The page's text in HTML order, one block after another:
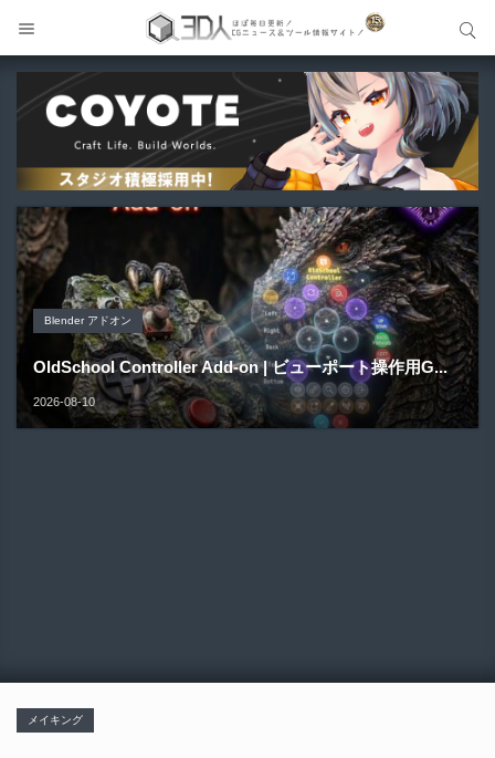
Blender アドオン
OldSchool Controller Add-on | ビューポート操作用G...
2026-08-10
Blender アドオン
Atlas2Mesh | テクスチャアトラス内のアルファ形状を自
動検出＆シルエッ...
2026-08-10
製品＆ハードウェア-Product&Hardware
QIDI Plus5 | 320mm角の大型造形＆65℃チャンバー加熱
に対応した...
2026-08-10
Unity アセット
NonToon - lilToon開発者による新たなキャラクター向け
シェーダー！...
2026-08-09
Unity アセット
MingToon | 影・逆光・深度表現にこだわったVRChat＆
Warudo向...
2026-08-09
メイキング
サイト内検索